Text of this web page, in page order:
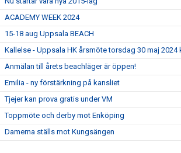
ACADEMY WEEK 2024
15-18 aug Uppsala BEACH
Kallelse - Uppsala HK årsmöte torsdag 30 maj 2024
Anmälan till årets beachläger är öppen!
Emilia - ny förstärkning på kansliet
Tjejer kan prova gratis under VM
Toppmöte och derby mot Enköping
Damerna ställs mot Kungsängen